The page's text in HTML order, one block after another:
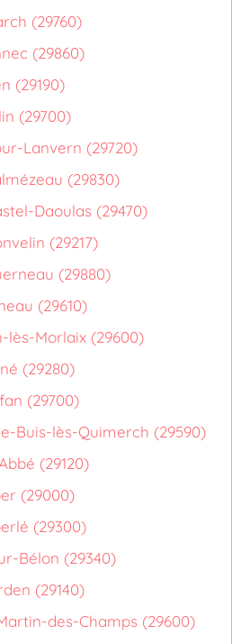
(29760)
(29860)
(29190)
(29700)
Lanvern (29720)
(29830)
Daoulas (29470)
(29217)
(29880)
(29610)
lès-Morlaix (29600)
(29280)
(29700)
Buis-lès-Quimerch (29590)
(29120)
(29000)
(29300)
Bélon (29340)
(29140)
des-Champs (29600)